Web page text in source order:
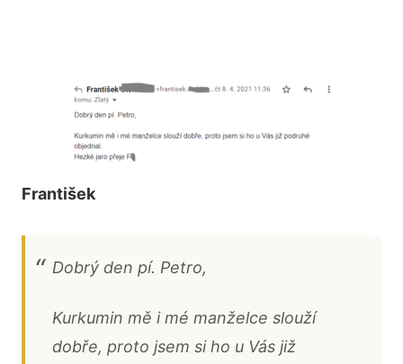
František
Dobrý den pí. Petro,
Kurkumin mě i mé manželce slouží
dobře, proto jsem si ho u Vás již